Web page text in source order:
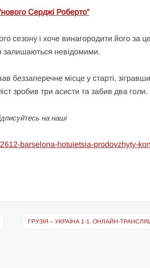
Серджі Роберто”
сезону і хоче винагородити його за
залишаються невідомими.
беззаперечне місце у старті,
зробив три асисти та забив два голи.
на наші
barselona-hotuietsia-prodovzhyty-
ГРУЗІЯ – УКРАЇНА 1-1. ОНЛАЙН-